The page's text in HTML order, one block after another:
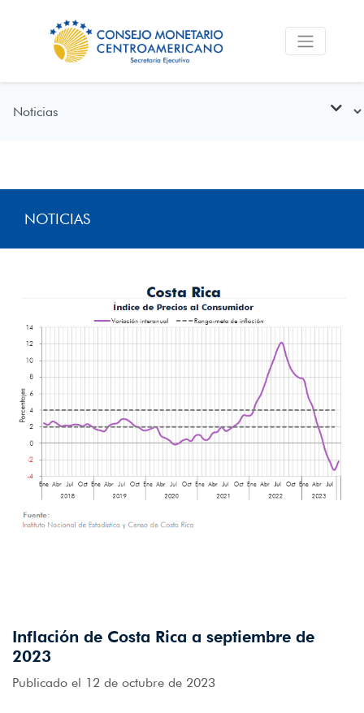
NOTICIAS
Inflación de Costa Rica a septiembre de
2023
Publicado el 12 de octubre de 2023